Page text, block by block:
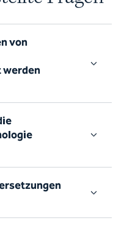
von
werden